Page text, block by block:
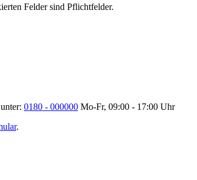
Felder sind Pflichtfelder.
0180 - 000000 Mo-Fr, 09:00 - 17:00 Uhr
.